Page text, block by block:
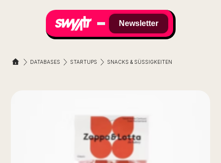
Newsletter
DATABASES STARTUPS SNACKS & SÜSSIGKEITEN